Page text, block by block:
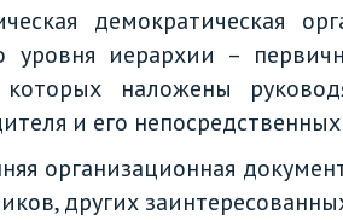
демократическая
уровня иерархии –
которых наложены
и его
организационная
других